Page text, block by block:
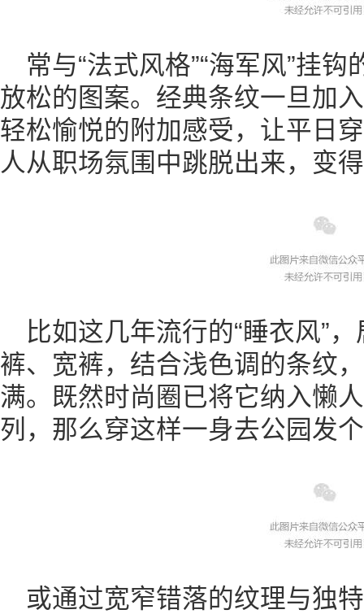
常与“法式风格”“海军风”挂
放松的图案。经典条纹一旦加
轻松愉悦的附加感受，让平日
人从职场氛围中跳脱出来，变
比如这几年流行的“睡衣风”
裤、宽裤，结合浅色调的条纹
满。既然时尚圈已将它纳入懒
列，那么穿这样一身去公园发
或通过宽窄错落的纹理与独